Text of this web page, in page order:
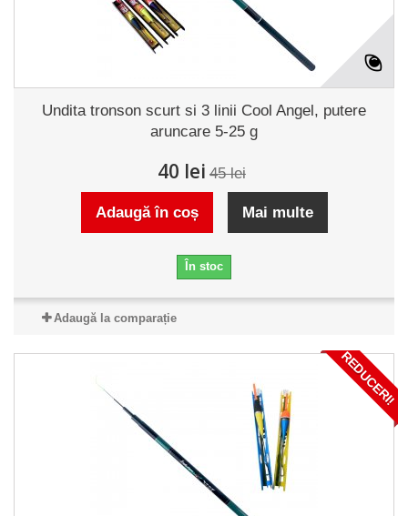
Undita tronson scurt si 3 linii Cool Angel, putere
aruncare 5-25 g
40 lei 45 lei
Adaugă în coș Mai multe
În stoc
Adaugă la comparație
REDUCERI!